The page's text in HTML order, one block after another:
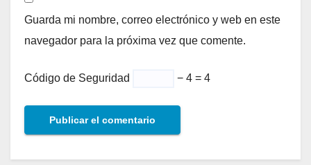
Guarda mi nombre, correo electrónico y web en este
navegador para la próxima vez que comente.
Código de Seguridad − 4 = 4